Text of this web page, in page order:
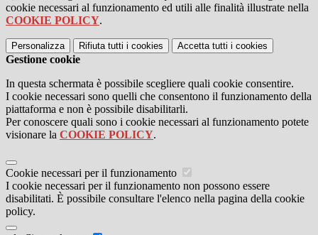
cookie necessari al funzionamento ed utili alle finalità illustrate nella
COOKIE POLICY.
Personalizza Rifiuta tutti i cookies Accetta tutti i cookies
Gestione cookie
In questa schermata è possibile scegliere quali cookie consentire.
I cookie necessari sono quelli che consentono il funzionamento della
piattaforma e non è possibile disabilitarli.
Per conoscere quali sono i cookie necessari al funzionamento potete
visionare la COOKIE POLICY.
Cookie necessari per il funzionamento
I cookie necessari per il funzionamento non possono essere
disabilitati. È possibile consultare l'elenco nella pagina della cookie
policy.